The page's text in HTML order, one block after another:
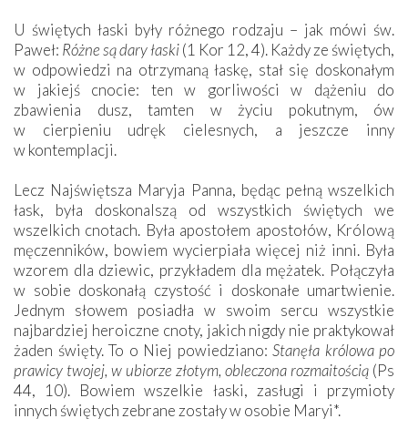
U świętych łaski były różnego rodzaju – jak mówi św.
Paweł: Różne są dary łaski(1 Kor 12, 4). Każdy ze świętych,
w odpowiedzi na otrzymaną łaskę, stał się doskonałym
w jakiejś cnocie: ten w gorliwości w dążeniu do
zbawienia dusz, tamten w życiu pokutnym, ów
w cierpieniu udręk cielesnych, a jeszcze inny
w kontemplacji.
Lecz Najświętsza Maryja Panna, będąc pełną wszelkich
łask, była doskonalszą od wszystkich świętych we
wszelkich cnotach. Była apostołem apostołów, Królową
męczenników, bowiem wycierpiała więcej niż inni. Była
wzorem dla dziewic, przykładem dla mężatek. Połączyła
w sobie doskonałą czystość i doskonałe umartwienie.
Jednym słowem posiadła w swoim sercu wszystkie
najbardziej heroiczne cnoty, jakich nigdy nie praktykował
żaden święty. To o Niej powiedziano: Stanęła królowa po
prawicy twojej, w ubiorze złotym, obleczona rozmaitością (Ps
44, 10). Bowiem wszelkie łaski, zasługi i przymioty
innych świętych zebrane zostały w osobie Maryi*.